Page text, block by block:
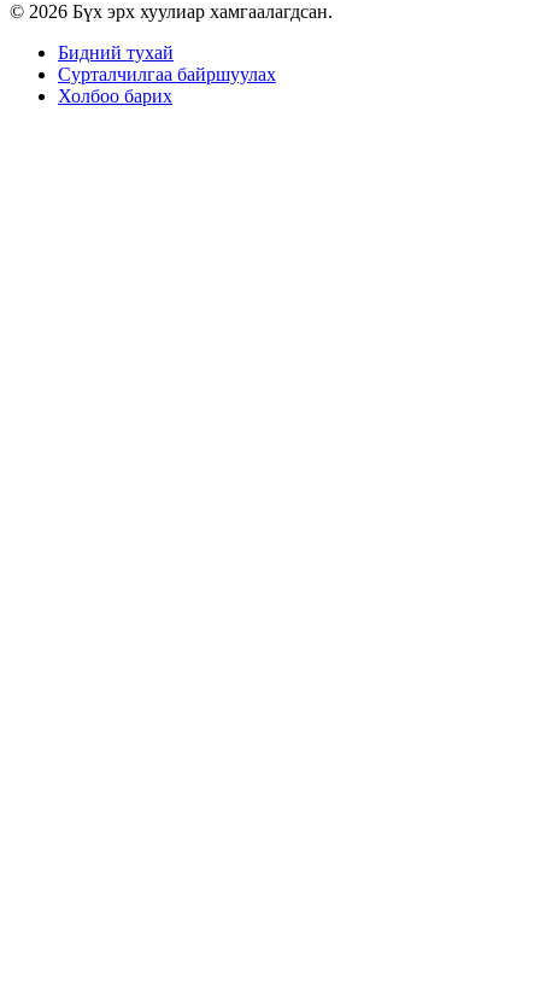
© 2026 Бүх эрх хуулиар хамгаалагдсан.
Бидний тухай
Сурталчилгаа байршуулах
Холбоо барих